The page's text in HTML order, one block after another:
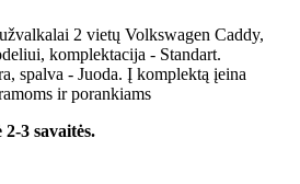
2 vietų Volkswagen Caddy,
komplektacija - Standart.
spalva - Juoda. Į komplektą įeina
ir porankiams
3 savaitės.